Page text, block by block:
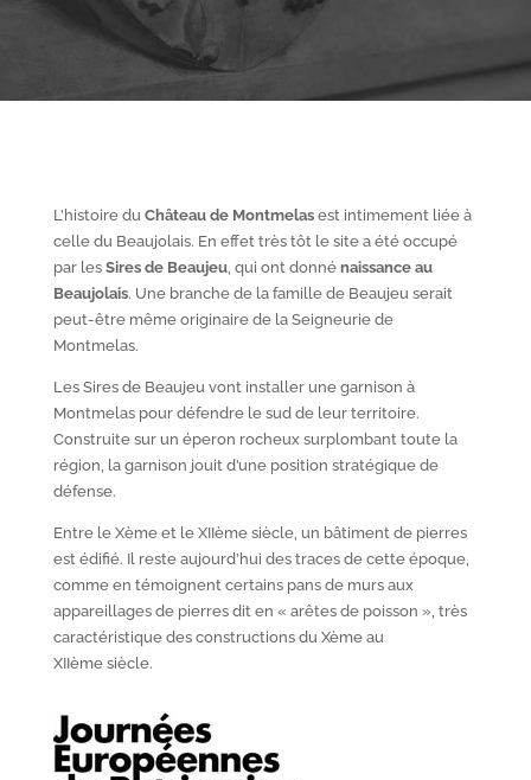
L’histoire duChâteau de Montmelasest intimement liée à
celle du Beaujolais. En effet très tôt le site a été occupé
par les Sires de Beaujeu, qui ont donné naissance au
Beaujolais. Une branche de la famille de Beaujeu serait
peut-être même originaire de la Seigneurie de
Montmelas.
Les Sires de Beaujeu vont installer une garnison à
Montmelas pour défendre le sud de leur territoire.
Construite sur un éperon rocheux surplombant toute la
région, la garnison jouit d’une position stratégique de
défense.
Entre le Xèmeet le XIIèmesiècle, un bâtiment de pierres
est édifié. Il reste aujourd’hui des traces de cette époque,
comme en témoignent certains pans de murs aux
appareillages de pierres dit en « arêtes de poisson », très
caractéristique des constructions du Xèmeau
XIIèmesiècle.